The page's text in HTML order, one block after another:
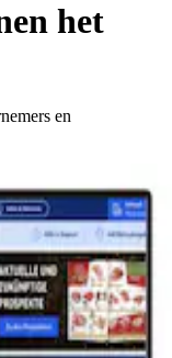
het
en